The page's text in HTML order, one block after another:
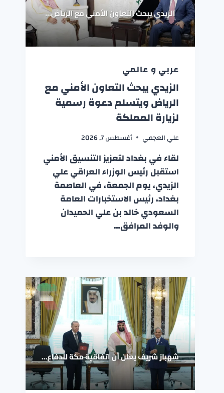
عربي و عالمي
الزيدي يبحث التعاون الأمني مع
الرياض ويتسلم دعوة رسمية
لزيارة المملكة
علي العجمي أغسطس 7, 2026
لقاء في بغداد لتعزيز التنسيق الأمني
استقبل رئيس الوزراء العراقي علي
الزيدي، يوم الجمعة، في العاصمة
بغداد، رئيس الاستخبارات العامة
السعودي خالد بن علي الحميدان
والوفد المرافق…